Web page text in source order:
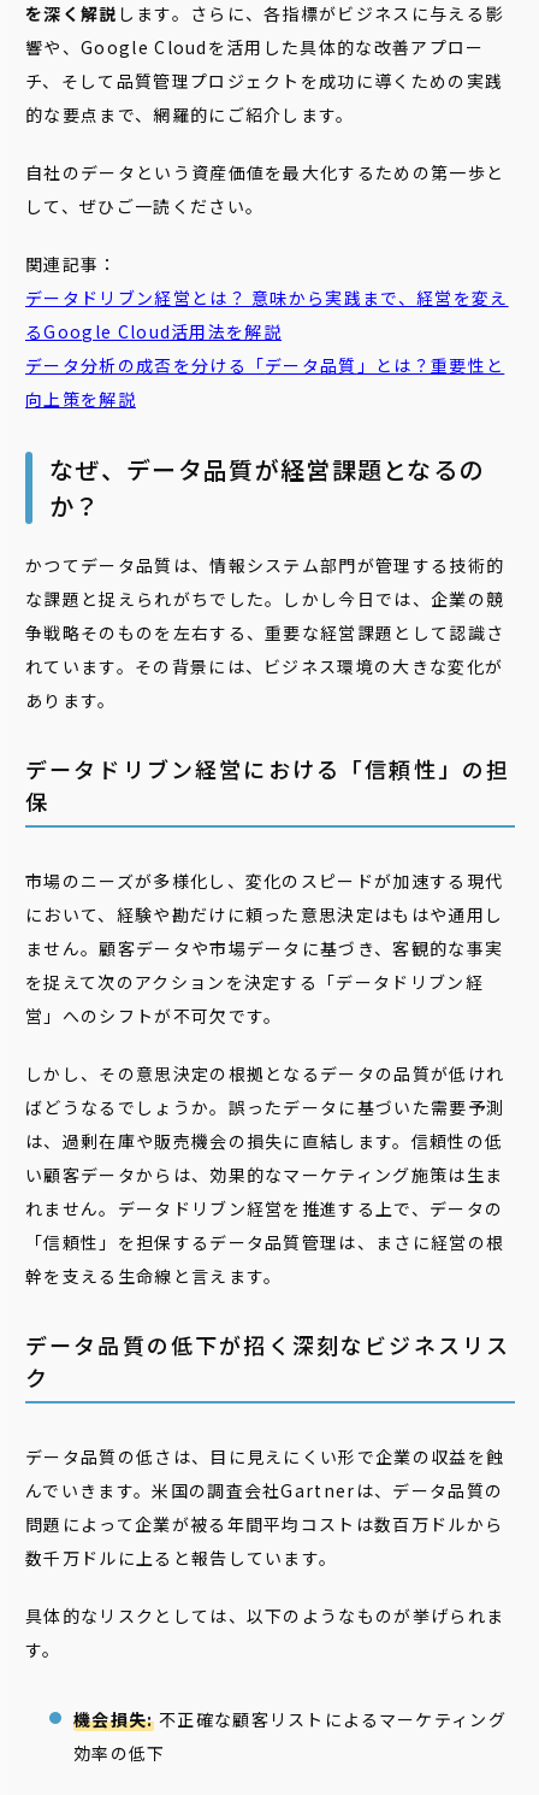
を深く解説 します。さらに、各指標がビジネスに与える影
響や、Google Cloudを活用した具体的な改善アプロー
チ、そして品質管理プロジェクトを成功に導くための実践
的な要点まで、網羅的にご紹介します。
自社のデータという資産価値を最大化するための第一歩と
して、ぜひご一読ください。
関連記事：
データドリブン経営 とは？ 意味から実践まで、経営 を変え
るGoogle Cloud活用法を解説
データ分析の成否を分ける「データ品質 」とは？重要性と
向上策を解説
なぜ、データ品質が経営課題となるの
か？
かつてデータ品質は、情報システム部門が管理する技術的
な課題と捉えられがちでした。しかし今日では、企業の競
争戦略そのものを左右する、重要な経営課題として認識さ
れています。その背景には、ビジネス環境の大きな変化が
あります。
データドリブン経営における「信頼性」の担
保
市場のニーズが多様化し、変化のスピードが加速する現代
において、経験や勘だけに頼った意思決定はもはや通用し
ません。顧客データや市場データに基づき、客観的な事実
を捉えて次のアクションを決定する「データドリブン経
営」へのシフトが不可欠です。
しかし、その意思決定の根拠となるデータの品質が低けれ
ばどうなるでしょうか。誤ったデータに基づいた需要予測
は、過剰在庫や販売機会の損失に直結します。信頼性の低
い顧客データからは、効果的なマーケティング施策は生ま
れません。データドリブン経営を推進する上で、データの
「信頼性」を担保するデータ品質管理は、まさに経営の根
幹を支える生命線と言えます。
データ品質の低下が招く深刻なビジネスリス
ク
データ品質の低さは、目に見えにくい形で企業の収益を蝕
んでいきます。米国の調査会社Gartnerは、データ品質の
問題によって企業が被る年間平均コストは数百万ドルから
数千万ドルに上ると報告しています。
具体的なリスクとしては、以下のようなものが挙げられま
す。
機会損失:不正確な顧客リストによるマーケティング
効率の低下